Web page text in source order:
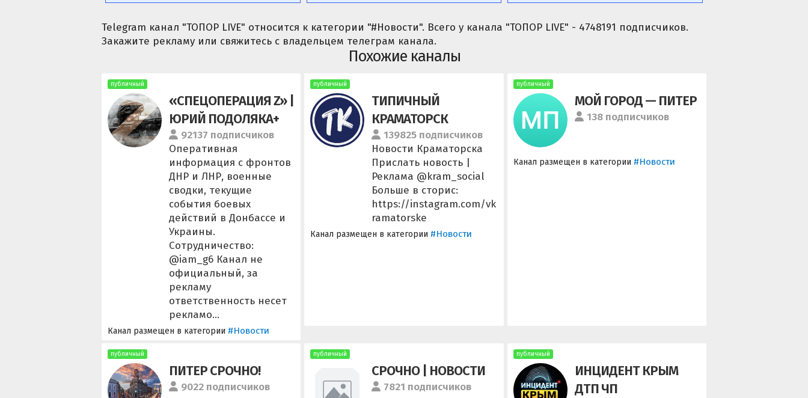
Telegram канал "ТОПОР LIVE" относится к категории "#Новости". Всего у канала "ТОПОР LIVE" - 4748191 подписчиков.
Закажите рекламу или свяжитесь с владельцем телеграм канала.
Похожие каналы
публичный
«СПЕЦОПЕРАЦИЯ Z» |
ЮРИЙ ПОДОЛЯКА+
92137 подписчиков
Оперативная
информация с фронтов
ДНР и ЛНР, военные
сводки, текущие
события боевых
действий в Донбассе и
Украины.
Сотрудничество:
@iam_g6 Канал не
официальный, за
рекламу
ответственность несет
рекламо...
Канал размещен в категории #Новости
публичный
ТИПИЧНЫЙ
КРАМАТОРСК
139825 подписчиков
Новости Краматорска
Прислать новость |
Реклама @kram_social
Больше в сторис:
https://instagram.com/vk
ramatorske
Канал размещен в категории #Новости
публичный
МОЙ ГОРОД — ПИТЕР
138 подписчиков
Канал размещен в категории #Новости
публичный
ПИТЕР СРОЧНО!
9022 подписчиков
публичный
СРОЧНО | НОВОСТИ
7821 подписчиков
публичный
ИНЦИДЕНТ КРЫМ
ДТП ЧП